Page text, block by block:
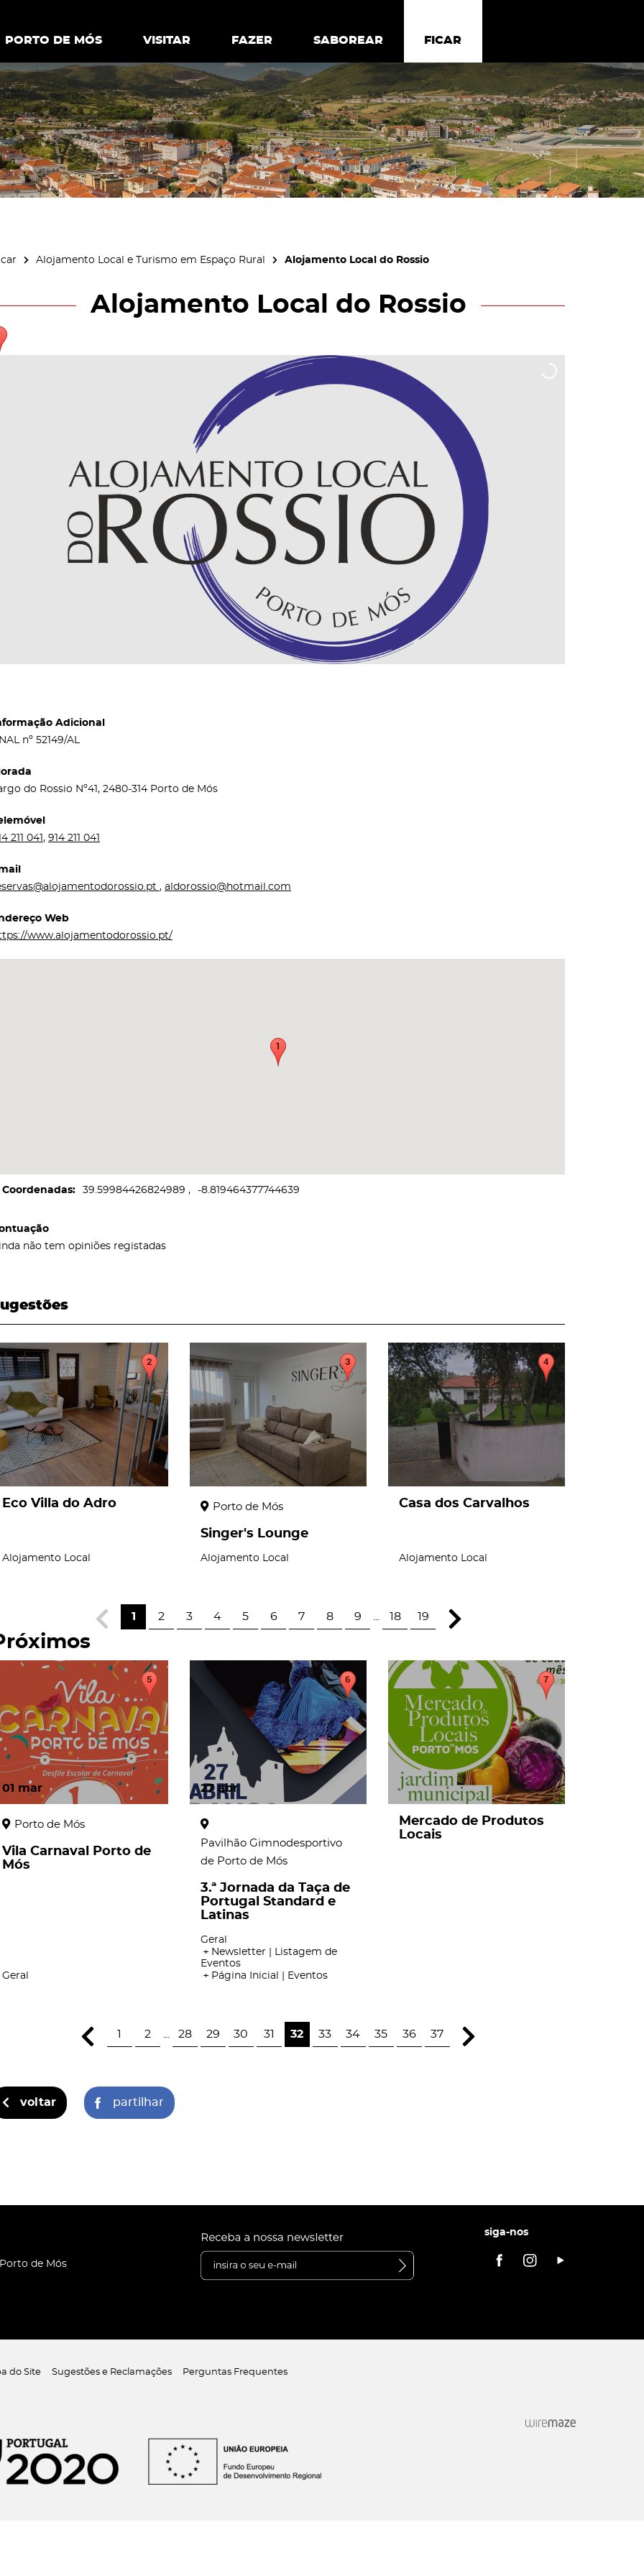
PORTO DE MÓS
VISITAR FAZER SABOREAR FICAR
PORTO DE MÓS VISITAR FAZER SABOREAR FICAR
Alojamento Local e Turismo em Espaço Rural Alojamento Local do Rossio
Alojamento Local do Rossio
Adicional
nº 52149/AL
do Rossio Nº41, 2480-314 Porto de Mós
211 041, 914 211 041
, aldorossio@hotmail.com
Web
www.alojamentodorossio.pt/
Coordenadas 39.59984426824989 -8.819464377744639
não tem opiniões registadas
Eco Villa do Adro
Alojamento Local
page
Porto de Mós
Singer's Lounge
Alojamento Local
page
Casa dos Carvalhos
Alojamento Local
1 2 3 4 5 6 7 8 9 18 19
01 mar
Porto de Mós
Vila Carnaval Porto de
Mós
Geral
27 abr
Pavilhão Gimnodesportivo
de Porto de Mós
3.ª Jornada da Taça de
Portugal Standard e
Latinas
Geral
Newsletter | Listagem de
Eventos
Página Inicial | Eventos
Mercado de Produtos
Locais
1 2 28 29 30 31 32 33 34 35 36 37
voltar partilhar
de Mós
siga-nos
do Site Sugestões e Reclamações Perguntas Frequentes